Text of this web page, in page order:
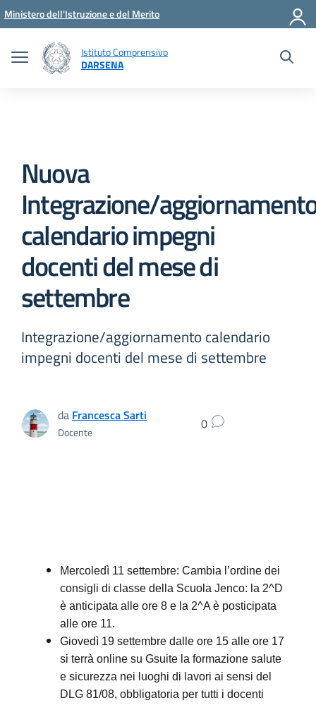
Vai ai contenuti
Vai al menu di navigazione
Vai al footer
Ministero dell'Istruzione e del Merito
Istituto Comprensivo
DARSENA
Nuova
Integrazione/
calendario impegni
docenti del mese di
settembre
Integrazione/aggiornamento calendario
impegni docenti del mese di settembre
da Francesca Sarti
Docente 0
Mercoledì 11 settembre: Cambia l’ordine dei
consigli di classe della Scuola Jenco: la 2^D
è anticipata alle ore 8 e la 2^A è posticipata
alle ore 11.
Giovedì 19 settembre dalle ore 15 alle ore 17
si terrà online su Gsuite la formazione salute
e sicurezza nei luoghi di lavori ai sensi del
DLG 81/08, obbligatoria per tutti i docenti